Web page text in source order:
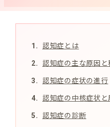
認知症とは
認知症の主な原因と
認知症の症状の進行
認知症の中核症状と
認知症の診断